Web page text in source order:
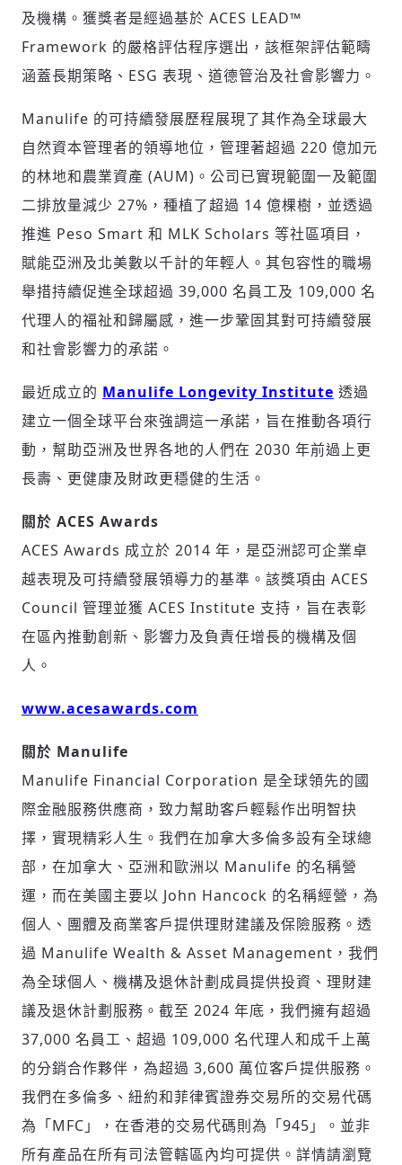
掌握國際政經脈動
參與下一波全球科技革命
請輸入發送到
的驗證碼
(十分鐘內有效)
及機構。獲獎者是經過基於 ACES LEAD™
Framework 的嚴格評估程序選出，該框架評估範疇
涵蓋長期策略、ESG 表現、道德管治及社會影響力。
Manulife 的可持續發展歷程展現了其作為全球最大
自然資本管理者的領導地位，管理著超過 220 億加元
的林地和農業資產 (AUM)。公司已實現範圍一及範圍
二排放量減少 27%，種植了超過 14 億棵樹，並透過
推進 Peso Smart 和 MLK Scholars 等社區項目，
賦能亞洲及北美數以千計的年輕人。其包容性的職場
舉措持續促進全球超過 39,000 名員工及 109,000 名
代理人的福祉和歸屬感，進一步鞏固其對可持續發展
和社會影響力的承諾。
最近成立的 Manulife Longevity Institute 透過
建立一個全球平台來強調這一承諾，旨在推動各項行
動，幫助亞洲及世界各地的人們在 2030 年前過上更
長壽、更健康及財政更穩健的生活。
關於 ACES Awards
ACES Awards 成立於 2014 年，是亞洲認可企業卓
越表現及可持續發展領導力的基準。該獎項由 ACES
Council 管理並獲 ACES Institute 支持，旨在表彰
在區內推動創新、影響力及負責任增長的機構及個
人。
www.acesawards.com
關於 Manulife
Manulife Financial Corporation 是全球領先的國
際金融服務供應商，致力幫助客戶輕鬆作出明智抉
擇，實現精彩人生。我們在加拿大多倫多設有全球總
部，在加拿大、亞洲和歐洲以 Manulife 的名稱營
運，而在美國主要以 John Hancock 的名稱經營，為
個人、團體及商業客戶提供理財建議及保險服務。透
過 Manulife Wealth & Asset Management，我們
為全球個人、機構及退休計劃成員提供投資、理財建
議及退休計劃服務。截至 2024 年底，我們擁有超過
37,000 名員工、超過 109,000 名代理人和成千上萬
的分銷合作夥伴，為超過 3,600 萬位客戶提供服務。
我們在多倫多、紐約和菲律賓證券交易所的交易代碼
為「MFC」，在香港的交易代碼則為「945」。並非
所有產品在所有司法管轄區內均可提供。詳情請瀏覽